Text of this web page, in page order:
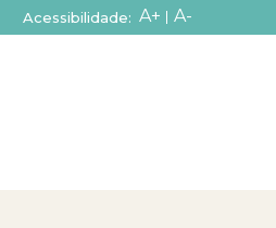
Acessibilidade: A+ A-